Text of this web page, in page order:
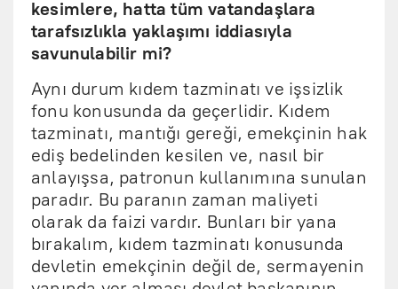
kesimlere, hatta tüm vatandaşlara
tarafsızlıkla yaklaşımı iddiasıyla
savunulabilir mi?
Aynı durum kıdem tazminatı ve işsizlik
fonu konusunda da geçerlidir. Kıdem
tazminatı, mantığı gereği, emekçinin hak
ediş bedelinden kesilen ve, nasıl bir
anlayışsa, patronun kullanımına sunulan
paradır. Bu paranın zaman maliyeti
olarak da faizi vardır. Bunları bir yana
bırakalım, kıdem tazminatı konusunda
devletin emekçinin değil de, sermayenin